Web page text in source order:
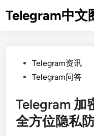
Telegram中文
PostedTelegram资讯
Telegram问答
Telegram 加
全方位隐私